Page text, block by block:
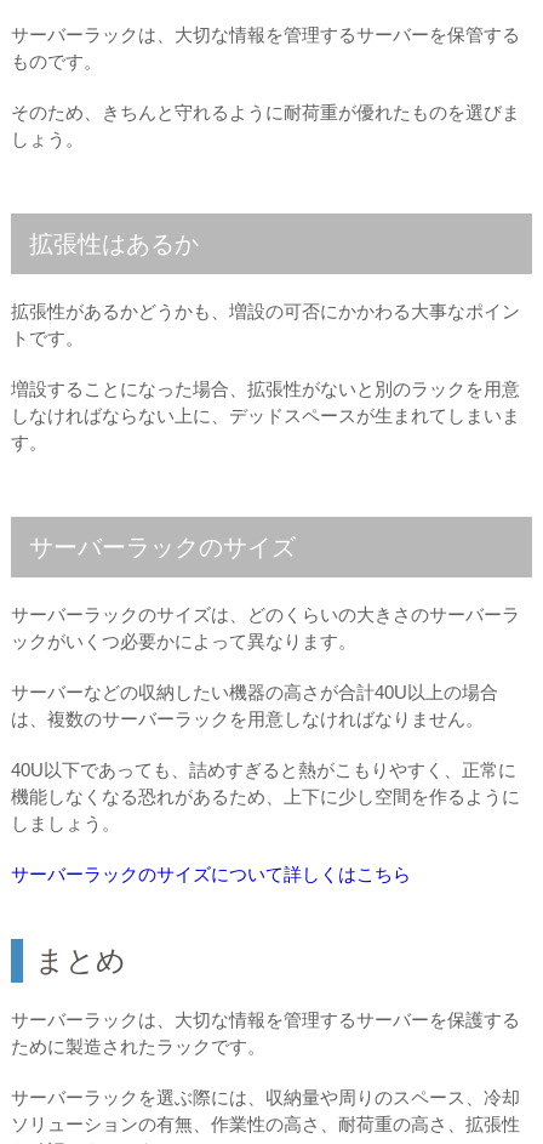
サーバーラックは、大切な情報を管理するサーバーを保管する
ものです。
そのため、きちんと守れるように耐荷重が優れたものを選びま
しょう。
拡張性はあるか
拡張性があるかどうかも、増設の可否にかかわる大事なポイン
トです。
増設することになった場合、拡張性がないと別のラックを用意
しなければならない上に、デッドスペースが生まれてしまいま
す。
サーバーラックのサイズ
サーバーラックのサイズは、どのくらいの大きさのサーバーラ
ックがいくつ必要かによって異なります。
サーバーなどの収納したい機器の高さが合計40U以上の場合
は、複数のサーバーラックを用意しなければなりません。
40U以下であっても、詰めすぎると熱がこもりやすく、正常に
機能しなくなる恐れがあるため、上下に少し空間を作るように
しましょう。
サーバーラックのサイズについて詳しくはこちら
まとめ
サーバーラックは、大切な情報を管理するサーバーを保護する
ために製造されたラックです。
サーバーラックを選ぶ際には、収納量や周りのスペース、冷却
ソリューションの有無、作業性の高さ、耐荷重の高さ、拡張性